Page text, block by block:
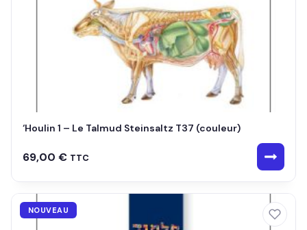
‘Houlin 1 – Le Talmud Steinsaltz T37 (couleur)
69,00 € TTC
NOUVEAU